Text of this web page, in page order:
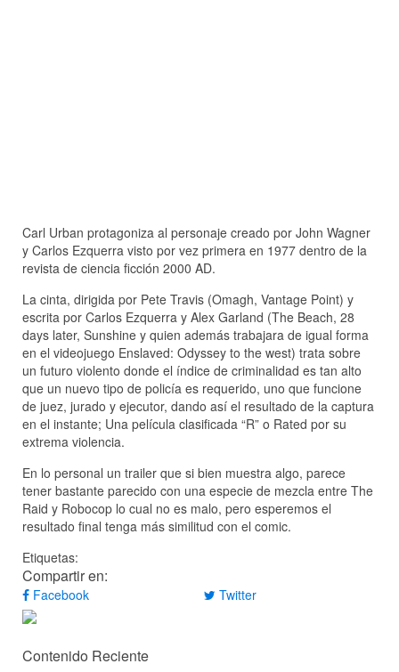
Carl Urban protagoniza al personaje creado por John Wagner
y Carlos Ezquerra visto por vez primera en 1977 dentro de la
revista de ciencia ficción 2000 AD.
La cinta, dirigida por Pete Travis (Omagh, Vantage Point) y
escrita por Carlos Ezquerra y Alex Garland (The Beach, 28
days later, Sunshine y quien además trabajara de igual forma
en el videojuego Enslaved: Odyssey to the west) trata sobre
un futuro violento donde el índice de criminalidad es tan alto
que un nuevo tipo de policía es requerido, uno que funcione
de juez, jurado y ejecutor, dando así el resultado de la captura
en el instante; Una película clasificada “R” o Rated por su
extrema violencia.
En lo personal un trailer que si bien muestra algo, parece
tener bastante parecido con una especie de mezcla entre The
Raid y Robocop lo cual no es malo, pero esperemos el
resultado final tenga más similitud con el comic.
Etiquetas:
Compartir en:
Facebook Twitter
Contenido Reciente